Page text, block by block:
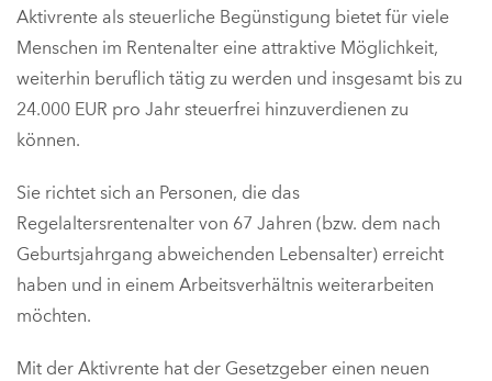
Aktivrente als steuerliche Begünstigung bietet für viele
Menschen im Rentenalter eine attraktive Möglichkeit,
weiterhin beruflich tätig zu werden und insgesamt bis zu
24.000 EUR pro Jahr steuerfrei hinzuverdienen zu
können.
Sie richtet sich an Personen, die das
Regelaltersrentenalter von 67 Jahren (bzw. dem nach
Geburtsjahrgang abweichenden Lebensalter) erreicht
haben und in einem Arbeitsverhältnis weiterarbeiten
möchten.
Mit der Aktivrente hat der Gesetzgeber einen neuen